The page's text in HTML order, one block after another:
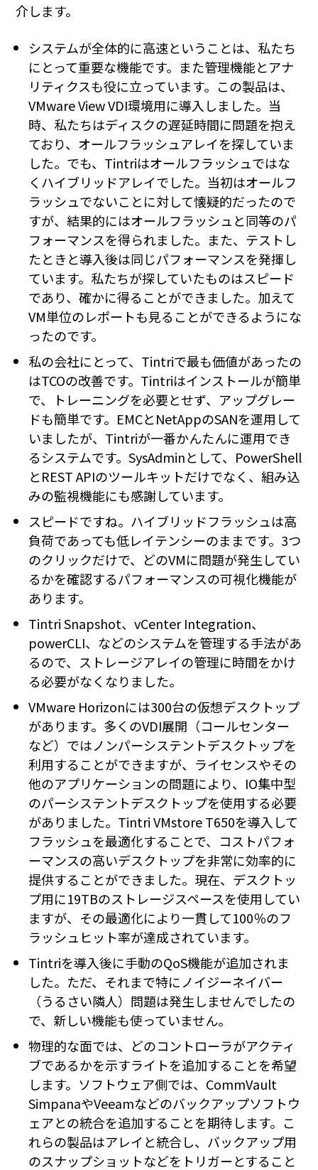
介します。
システムが全体的に高速ということは、私たち
にとって重要な機能です。また管理機能とアナ
リティクスも役に立っています。この製品は、
VMware View VDI環境用に導入しました。当
時、私たちはディスクの遅延時間に問題を抱え
ており、オールフラッシュアレイを探していま
した。でも、Tintriはオールフラッシュではな
くハイブリッドアレイでした。当初はオールフ
ラッシュでないことに対して懐疑的だったので
すが、結果的にはオールフラッシュと同等のパ
フォーマンスを得られました。また、テストし
たときと導入後は同じパフォーマンスを発揮し
ています。私たちが探していたものはスピード
であり、確かに得ることができました。加えて
VM単位のレポートも見ることができるようにな
ったのです。
私の会社にとって、Tintriで最も価値があったの
はTCOの改善です。Tintriはインストールが簡単
で、トレーニングを必要とせず、アップグレー
ドも簡単です。EMCとNetAppのSANを運用して
いましたが、Tintriが一番かんたんに運用でき
るシステムです。SysAdminとして、PowerShell
とREST APIのツールキットだけでなく、組み込
みの監視機能にも感謝しています。
スピードですね。ハイブリッドフラッシュは高
負荷であっても低レイテンシーのままです。3つ
のクリックだけで、どのVMに問題が発生してい
るかを確認するパフォーマンスの可視化機能が
あります。
Tintri Snapshot、vCenter Integration、
powerCLI、などのシステムを管理する手法があ
るので、ストレージアレイの管理に時間をかけ
る必要がなくなりました。
VMware Horizonには300台の仮想デスクトップ
があります。多くのVDI展開（コールセンター
など）ではノンパーシステントデスクトップを
利用することができますが、ライセンスやその
他のアプリケーションの問題により、IO集中型
のパーシステントデスクトップを使用する必要
がありました。Tintri VMstore T650を導入して
フラッシュを最適化することで、コストパフォ
ーマンスの高いデスクトップを非常に効率的に
提供することができました。現在、デスクトッ
プ用に19TBのストレージスペースを使用してい
ますが、その最適化により一貫して100％のフ
ラッシュヒット率が達成されています。
Tintriを導入後に手動のQoS機能が追加されま
した。ただ、それまで特にノイジーネイバー
（うるさい隣人）問題は発生しませんでしたの
で、新しい機能も使っていません。
物理的な面では、どのコントローラがアクティ
ブであるかを示すライトを追加することを希望
します。ソフトウェア側では、CommVault
SimpanaやVeeamなどのバックアップソフトウ
ェアとの統合を追加することを期待します。こ
れらの製品はアレイと統合し、バックアップ用
のスナップショットなどをトリガーとすること